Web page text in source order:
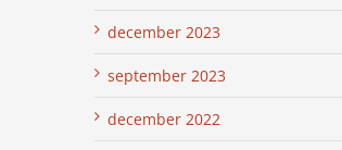
december 2023
september 2023
december 2022